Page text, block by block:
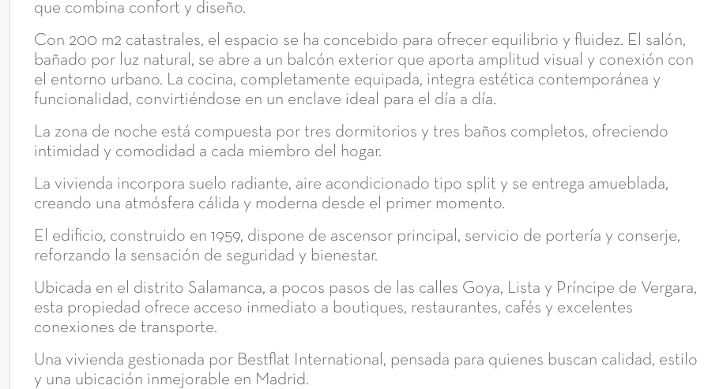
que combina confort y diseño.
Con 200 m2 catastrales, el espacio se ha concebido para ofrecer equilibrio y fluidez. El salón,
bañado por luz natural, se abre a un balcón exterior que aporta amplitud visual y conexión con
el entorno urbano. La cocina, completamente equipada, integra estética contemporánea y
funcionalidad, convirtiéndose en un enclave ideal para el día a día.
La zona de noche está compuesta por tres dormitorios y tres baños completos, ofreciendo
intimidad y comodidad a cada miembro del hogar.
La vivienda incorpora suelo radiante, aire acondicionado tipo split y se entrega amueblada,
creando una atmósfera cálida y moderna desde el primer momento.
El edificio, construido en 1959, dispone de ascensor principal, servicio de portería y conserje,
reforzando la sensación de seguridad y bienestar.
Ubicada en el distrito Salamanca, a pocos pasos de las calles Goya, Lista y Príncipe de Vergara,
esta propiedad ofrece acceso inmediato a boutiques, restaurantes, cafés y excelentes
conexiones de transporte.
Una vivienda gestionada por Bestflat International, pensada para quienes buscan calidad, estilo
y una ubicación inmejorable en Madrid.